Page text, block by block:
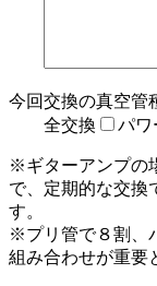
今回交換の真空管
全交換
パワ
※ギターアンプの
で、定期的な交換
す。
※プリ管で８割、
組み合わせが重要